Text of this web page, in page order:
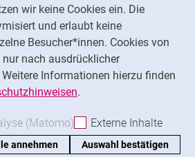
wir keine Cookies ein. Die
und erlaubt keine
Besucher*innen. Cookies von
nach ausdrücklicher
Informationen hierzu finden
.
Cookies akzeptieren
(Matomo) Analyse-Cookies
Externe Inhalte
annehmen Auswahl bestätigen